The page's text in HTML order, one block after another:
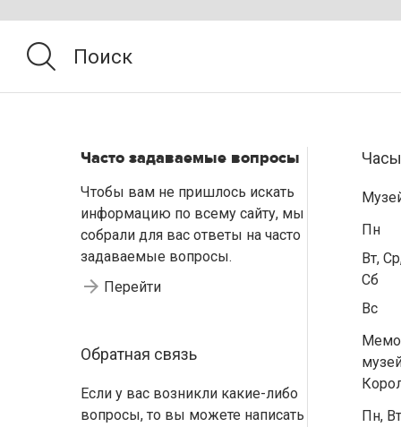
Часто задаваемые вопросы
Чтобы вам не пришлось искать
информацию по всему сайту, мы
собрали для вас ответы на часто
задаваемые вопросы.
Перейти
Обратная связь
Если у вас возникли какие-либо
вопросы, то вы можете написать
Пн
Вт,
Сб
Вс
Пн,